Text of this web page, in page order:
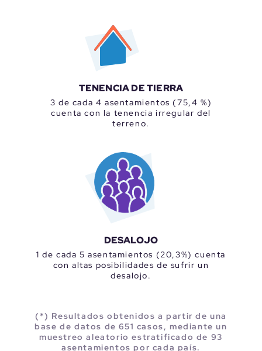
TENENCIA DE TIERRA
3 de cada 4 asentamientos (75,4 %)
cuenta con la tenencia irregular del
terreno.
DESALOJO
1 de cada 5 asentamientos (20,3%) cuenta
con altas posibilidades de sufrir un
desalojo.
(*) Resultados obtenidos a partir de una
base de datos de 651 casos, mediante un
muestreo aleatorio estratificado de 93
asentamientos por cada país.